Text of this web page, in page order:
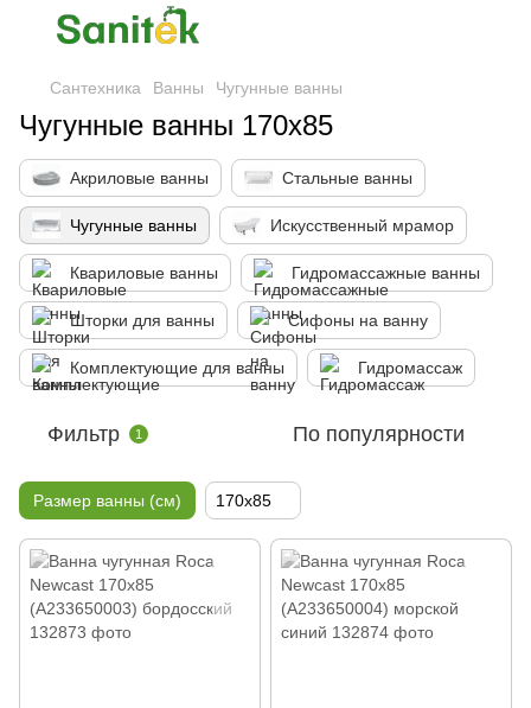
Сантехника Ванны Чугунные ванны
Чугунные ванны 170x85
Акриловые ванны Стальные ванны
Чугунные ванны Искусственный мрамор
Квариловые ванны Гидромассажные ванны
Шторки для ванны Сифоны на ванну
Комплектующие для ванны Гидромассаж
Фильтр 1 По популярности
Размер ванны (см) 170x85